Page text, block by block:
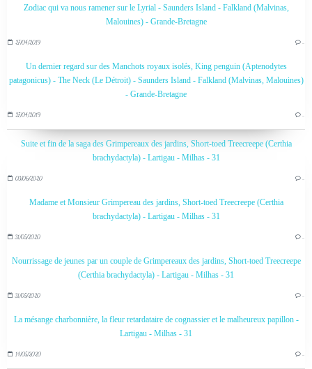
Zodiac qui va nous ramener sur le Lyrial - Saunders Island - Falkland (Malvinas,
Malouines) - Grande-Bretagne
27/04/2019 …
Un dernier regard sur des Manchots royaux isolés, King penguin (Aptenodytes
patagonicus) - The Neck (Le Détroit) - Saunders Island - Falkland (Malvinas, Malouines)
- Grande-Bretagne
27/04/2019 …
Suite et fin de la saga des Grimpereaux des jardins, Short-toed Treecreepe (Certhia
brachydactyla) - Lartigau - Milhas - 31
03/06/2020 …
Madame et Monsieur Grimpereau des jardins, Short-toed Treecreepe (Certhia
brachydactyla) - Lartigau - Milhas - 31
31/05/2020 …
Nourrissage de jeunes par un couple de Grimpereaux des jardins, Short-toed Treecreepe
(Certhia brachydactyla) - Lartigau - Milhas - 31
31/05/2020 …
La mésange charbonnière, la fleur retardataire de cognassier et le malheureux papillon -
Lartigau - Milhas - 31
14/05/2020 …